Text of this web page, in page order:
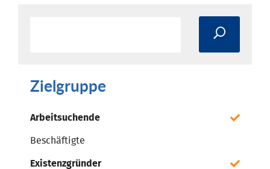
Zielgruppe
Arbeitsuchende
Beschäftigte
Existenzgründer